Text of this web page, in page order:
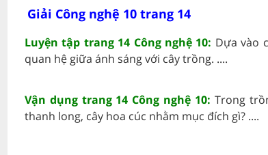
Giải Công nghệ 10 trang 14
Luyện tập trang 14 Công nghệ 10: Dựa vào
quan hệ giữa ánh sáng với cây trồng. ....
Vận dụng trang 14 Công nghệ 10: Trong
thanh long, cây hoa cúc nhằm mục đích gì? ....